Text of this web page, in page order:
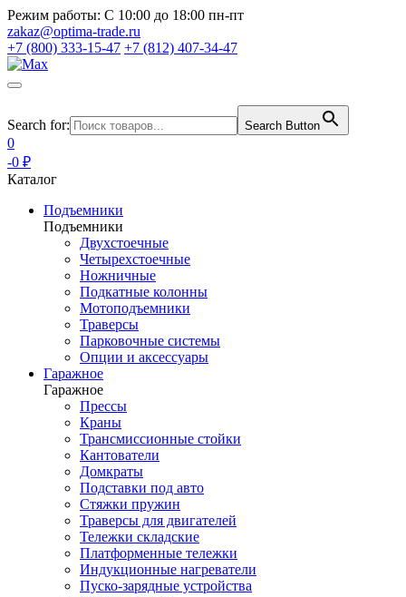
Режим работы: С 10:00 до 18:00 пн-пт
zakaz@optima-trade.ru
+7 (800) 333-15-47 +7 (812) 407-34-47
Search for: Search Button
0
-0 ₽
Каталог
Подъемники
Подъемники
Двухстоечные
Четырехстоечные
Ножничные
Подкатные колонны
Мотоподъемники
Траверсы
Парковочные системы
Опции и аксессуары
Гаражное
Гаражное
Прессы
Краны
Трансмиссионные стойки
Кантователи
Домкраты
Подставки под авто
Стяжки пружин
Траверсы для двигателей
Тележки складские
Платформенные тележки
Индукционные нагреватели
Пуско-зарядные устройства